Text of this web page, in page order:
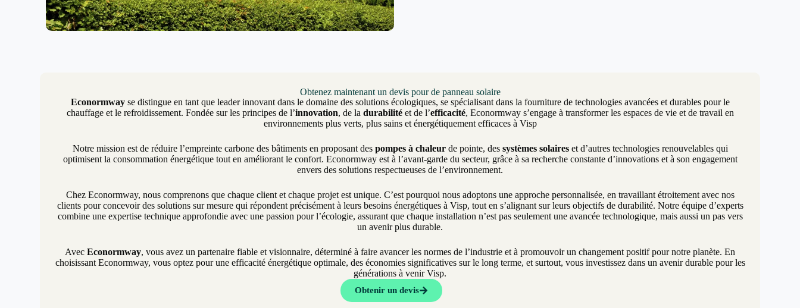
Obtenez maintenant un devis pour de panneau solaire
Econormwayse distingue en tant que leader innovant dans le domaine des solutions écologiques, se spécialisant dans la fourniture de technologies avancées et durables pour le
chauffage et le refroidissement. Fondée sur les principes de l’innovation, de la durabilitéet de l’efficacité, Econormway s’engage à transformer les espaces de vie et de travail en
environnements plus verts, plus sains et énergétiquement efficaces à Visp
Notre mission est de réduire l’empreinte carbone des bâtiments en proposant des pompes à chaleurde pointe, des systèmes solaireset d’autres technologies renouvelables qui
optimisent la consommation énergétique tout en améliorant le confort. Econormway est à l’avant-garde du secteur, grâce à sa recherche constante d’innovations et à son engagement
envers des solutions respectueuses de l’environnement.
Chez Econormway, nous comprenons que chaque client et chaque projet est unique. C’est pourquoi nous adoptons une approche personnalisée, en travaillant étroitement avec nos
clients pour concevoir des solutions sur mesure qui répondent précisément à leurs besoins énergétiques à Visp, tout en s’alignant sur leurs objectifs de durabilité. Notre équipe d’experts
combine une expertise technique approfondie avec une passion pour l’écologie, assurant que chaque installation n’est pas seulement une avancée technologique, mais aussi un pas vers
un avenir plus durable.
Avec Econormway, vous avez un partenaire fiable et visionnaire, déterminé à faire avancer les normes de l’industrie et à promouvoir un changement positif pour notre planète. En
choisissant Econormway, vous optez pour une efficacité énergétique optimale, des économies significatives sur le long terme, et surtout, vous investissez dans un avenir durable pour les
générations à venir Visp.
Obtenir un devis